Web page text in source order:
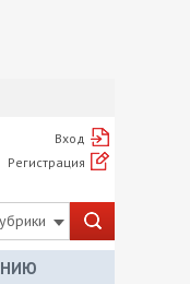
Вход
Регистрация